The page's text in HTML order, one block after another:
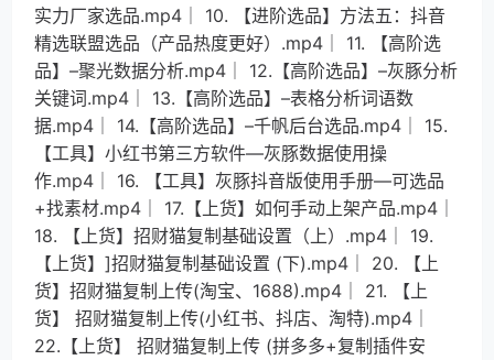
实力厂家选品.mp4│ 10. 【进阶选品】方法五：抖音
精选联盟选品（产品热度更好）.mp4│ 11. 【高阶选
品】–聚光数据分析.mp4│ 12.【高阶选品】–灰豚分析
关键词.mp4│ 13.【高阶选品】–表格分析词语数
据.mp4│ 14.【高阶选品】–千帆后台选品.mp4│ 15.
【工具】小红书第三方软件—灰豚数据使用操
作.mp4│ 16. 【工具】灰豚抖音版使用手册—可选品
+找素材.mp4│ 17.【上货】如何手动上架产品.mp4│
18. 【上货】招财猫复制基础设置（上）.mp4│ 19.
【上货】]招财猫复制基础设置 (下).mp4│ 20. 【上
货】招财猫复制上传(淘宝、1688).mp4│ 21. 【上
货】 招财猫复制上传(小红书、抖店、淘特).mp4│
22.【上货】 招财猫复制上传 (拼多多+复制插件安